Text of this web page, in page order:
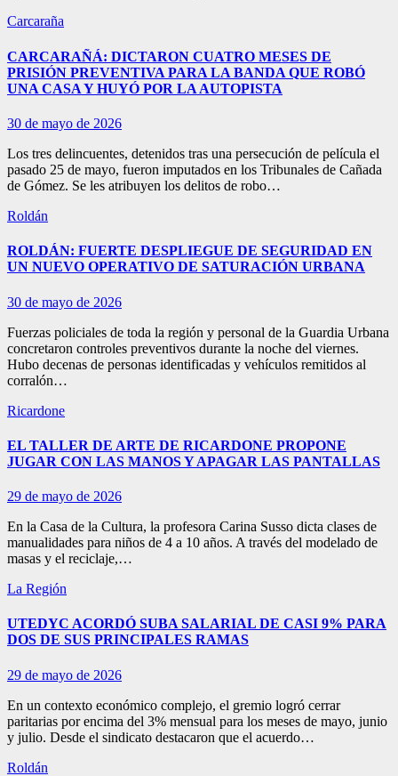
Carcaraña
CARCARAÑÁ: DICTARON CUATRO MESES DE
PRISIÓN PREVENTIVA PARA LA BANDA QUE ROBÓ
UNA CASA Y HUYÓ POR LA AUTOPISTA
30 de mayo de 2026
Los tres delincuentes, detenidos tras una persecución de película el
pasado 25 de mayo, fueron imputados en los Tribunales de Cañada
de Gómez. Se les atribuyen los delitos de robo…
Roldán
ROLDÁN: FUERTE DESPLIEGUE DE SEGURIDAD EN
UN NUEVO OPERATIVO DE SATURACIÓN URBANA
30 de mayo de 2026
Fuerzas policiales de toda la región y personal de la Guardia Urbana
concretaron controles preventivos durante la noche del viernes.
Hubo decenas de personas identificadas y vehículos remitidos al
corralón…
Ricardone
EL TALLER DE ARTE DE RICARDONE PROPONE
JUGAR CON LAS MANOS Y APAGAR LAS PANTALLAS
29 de mayo de 2026
En la Casa de la Cultura, la profesora Carina Susso dicta clases de
manualidades para niños de 4 a 10 años. A través del modelado de
masas y el reciclaje,…
La Región
UTEDYC ACORDÓ SUBA SALARIAL DE CASI 9% PARA
DOS DE SUS PRINCIPALES RAMAS
29 de mayo de 2026
En un contexto económico complejo, el gremio logró cerrar
paritarias por encima del 3% mensual para los meses de mayo, junio
y julio. Desde el sindicato destacaron que el acuerdo…
Roldán